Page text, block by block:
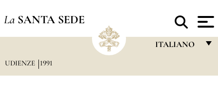
La SANTA SEDE
ITALIANO
UDIENZE 1991